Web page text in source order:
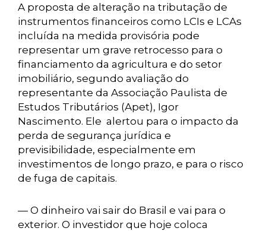
A proposta de alteração na tributação de
instrumentos financeiros como LCIs e LCAs
incluída na medida provisória pode
representar um grave retrocesso para o
financiamento da agricultura e do setor
imobiliário, segundo avaliação do
representante da Associação Paulista de
Estudos Tributários (Apet), Igor
Nascimento. Ele alertou para o impacto da
perda de segurança jurídica e
previsibilidade, especialmente em
investimentos de longo prazo, e para o risco
de fuga de capitais.
— O dinheiro vai sair do Brasil e vai para o
exterior. O investidor que hoje coloca